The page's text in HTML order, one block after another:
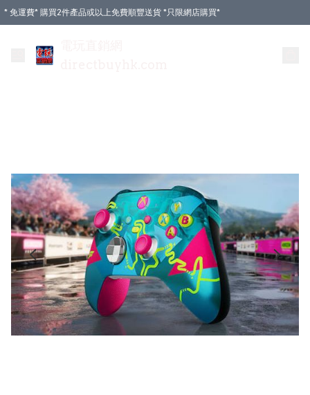
* 免運費* 購買2件產品或以上免費順豐送貨 *只限網店購買*